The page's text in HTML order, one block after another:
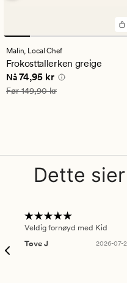
Malin, Local Chef
Frokosttallerken greige
Nåværende pris
Nå74,95 kr
Vanlig pris 149,90 kr
Før149,90 kr
Dette
Veldig fornøyd med Kid
Tove J
2026-07-